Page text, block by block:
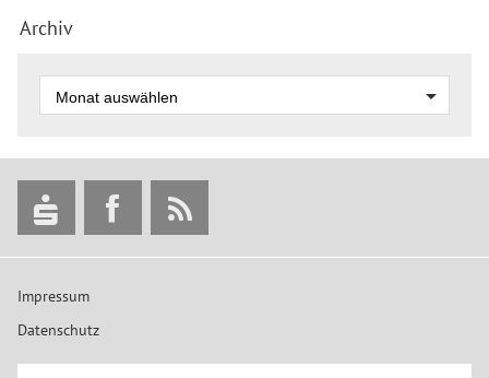
Archiv
Impressum
Datenschutz